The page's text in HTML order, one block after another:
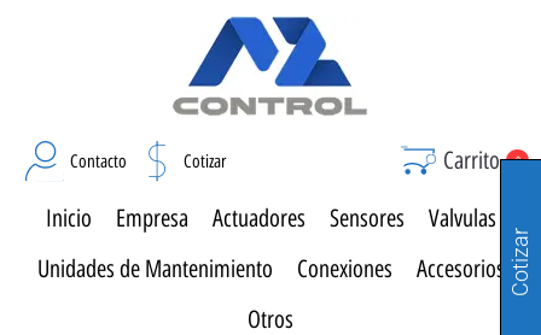
Contacto Cotizar Carrito 0
Inicio Empresa Actuadores Sensores
Valvulas
Unidades de Mantenimiento
Conexiones
Accesorios
Otros
Cotizar